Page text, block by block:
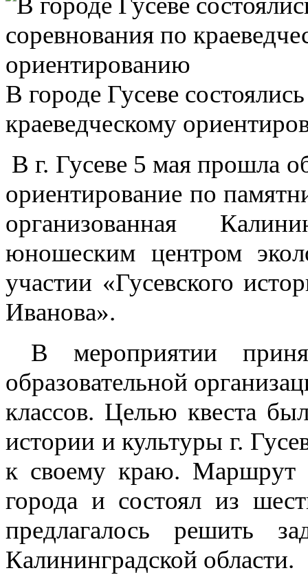
В городе Гусеве
краеведческому
В г. Гусеве 5 мая прошла
ориентирование по
организованная
юношеским центром
участии «Гусевского
Иванова».
В мероприятии
образовательной
классов. Целью квеста
истории и культуры г.
к своему краю. Маршрут
города и состоял из
предлагалось решить
Калининградской области.